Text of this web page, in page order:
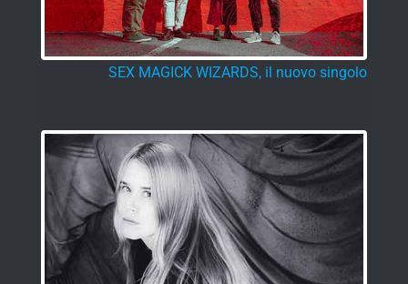
SEX MAGICK WIZARDS, il nuovo singolo